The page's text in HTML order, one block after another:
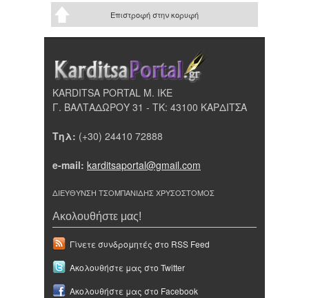
Επιστροφή στην κορυφή
KARDITSA PORTAL Μ. ΙΚΕ
Γ. ΒΑΛΤΑΔΩΡΟΥ 31 - ΤΚ: 43100 ΚΑΡΔΙΤΣΑ
Τηλ: (+30) 24410 72888
e-mail: karditsaportal@gmail.com
ΔΙΕΥΘΥΝΣΗ ΤΣΟΜΠΑΝΙΔΗΣ ΧΡΥΣΟΣΤΟΜΟΣ
Ακολουθήστε μας!
Γίνετε συνδρομητές στο RSS Feed
Ακολουθήστε μας στο Twitter
Ακολουθήστε μας στο Facebook